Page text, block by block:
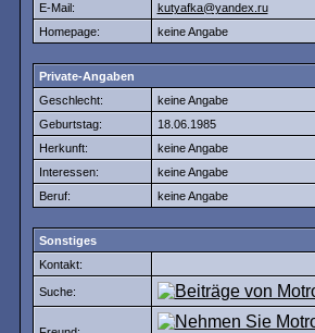
E-Mail:
kutyafka@yandex.ru
Homepage:
keine Angabe
Private-Angaben
Geschlecht:
keine Angabe
Geburtstag:
18.06.1985
Herkunft:
keine Angabe
Interessen:
keine Angabe
Beruf:
keine Angabe
Sonstiges
Kontakt:
Suche: